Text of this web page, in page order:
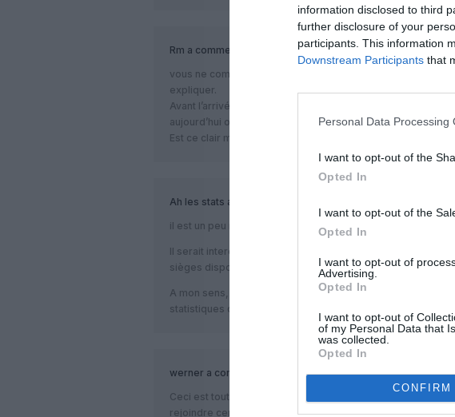
information disclosed to third
further disclosure of your
participants. This information
Downstream Participants that
Personal Data Processing
I want to opt-out of the
Opted In
I want to opt-out of the
Opted In
I want to opt-out of
Advertising.
Opted In
I want to opt-out of
of my Personal Data that
was collected.
Opted In
CONFIRM
Rm a commenté :
vous ne comprenez pas pourquoi les gens prennent des
expliquer.
Avant l’arrivé d’Easyjet un billet Lyon-Biarritz valait 280 €
aujourd’hui on trouve ce même billet à 75 €.
Est ce clair maintenant?
Ah les stats a commenté :
il est un peu rapide d’annoncer une progression de RyanAir
Il serait interessant de connaitre également,
sièges disponnible.
A mon sens, il aurait augmenté de 2%. Surement un
statistiques que vous avez indiqué.
werner a commenté :
Ceci est tout à fait exact et même en Allemagne il est
rejoindre certaines destinations par des lowcosts partant